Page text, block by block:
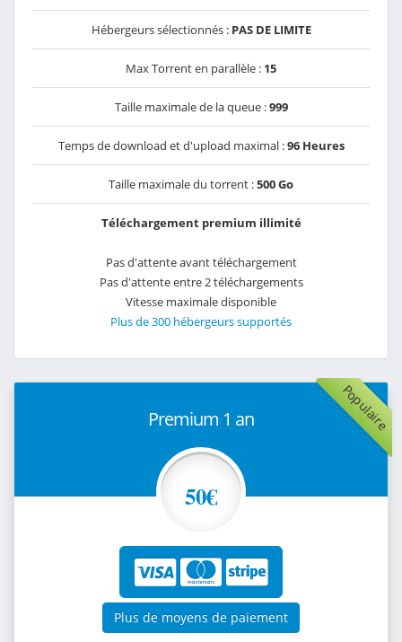
Hébergeurs sélectionnés : PAS DE LIMITE
Max Torrent en parallèle : 15
Taille maximale de la queue :999
Temps de download et d'upload maximal :96 Heures
Taille maximale du torrent :500 Go
Téléchargement premium illimité
Pas d'attente avant téléchargement
Pas d'attente entre 2 téléchargements
Vitesse maximale disponible
Plus de 300 hébergeurs supportés
Populaire
Premium 1 an
50€
Plus de moyens de paiement